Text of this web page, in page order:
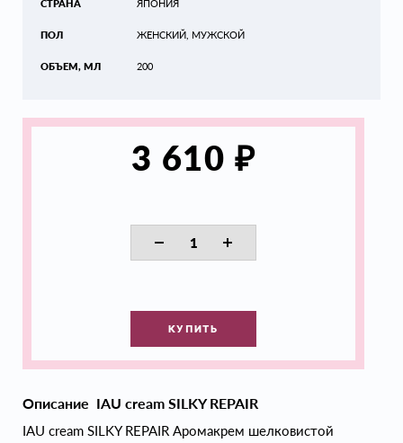
СТРАНА
ПОЛ
ОБЪЕМ, МЛ
ЯПОНИЯ
ЖЕНСКИЙ, МУЖСКОЙ
200
3 610 ₽
КУПИТЬ
Описание IAU cream SILKY REPAIR
IAU cream SILKY REPAIR Аромакрем шелковистой